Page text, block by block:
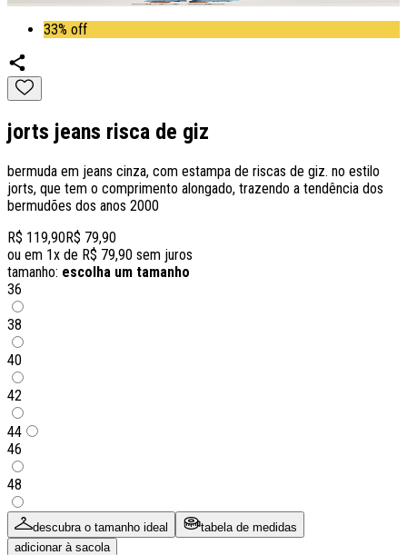
33% off
jorts jeans risca de giz
bermuda em jeans cinza, com estampa de riscas de giz. no estilo
jorts, que tem o comprimento alongado, trazendo a tendência dos
bermudões dos anos 2000
R$ 119,90R$ 79,90
ou em 1x de R$ 79,90 sem juros
tamanho: escolha um tamanho
36
38
40
42
44
46
48
descubra o tamanho ideal
tabela de medidas
adicionar à sacola